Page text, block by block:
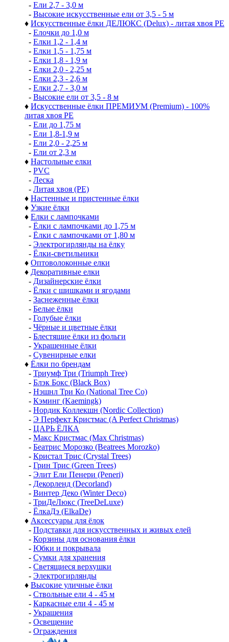
- Ели 2,7 - 3,0 м
- Высокие искусственные ели от 3,5 - 5 м
♦ Искусственные ёлки ДЕЛЮКС (Delux) - литая хвоя РЕ
- Елочки до 1,0 м
- Елки 1,2 - 1,4 м
- Елки 1,5 - 1,75 м
- Елки 1,8 - 1,9 м
- Елки 2,0 - 2,25 м
- Елки 2,3 - 2,6 м
- Елки 2,7 - 3,0 м
- Высокие ели от 3,5 - 8 м
♦ Искусственные ёлки ПРЕМИУМ (Premium) - 100%
литая хвоя РЕ
- Ели до 1,75 м
- Ели 1,8-1,9 м
- Ели 2,0 - 2,25 м
- Ели от 2,3 м
♦ Настольные елки
- PVC
- Леска
- Литая хвоя (РЕ)
♦ Настенные и пристенные ёлки
♦ Узкие ёлки
♦ Елки с лампочками
- Ёлки с лампочками до 1,75 м
- Ёлки с лампочками от 1,80 м
- Электрогирлянды на ёлку
- Ёлки-светильники
♦ Оптоволоконные елки
♦ Декоративные елки
- Дизайнерские ёлки
- Ёлки с шишками и ягодами
- Заснеженные ёлки
- Белые ёлки
- Голубые ёлки
- Чёрные и цветные ёлки
- Блестящие ёлки из фольги
- Украшенные ёлки
- Сувенирные елки
♦ Ёлки по брендам
- Триумф Три (Triumph Tree)
- Блэк Бокс (Black Box)
- Нэшнл Три Ко (National Tree Co)
- Кэминг (Kaemingk)
- Нордик Коллекшн (Nordic Collection)
- Э Перфект Кристмас (A Perfect Christmas)
- ЦАРЬ ЁЛКА
- Макс Кристмас (Max Christmas)
- Беатрис Морозко (Beatrees Morozko)
- Кристал Трис (Crystal Trees)
- Грин Трис (Green Trees)
- Элит Ели Пенери (Peneri)
- Декорленд (Decorland)
- Винтер Деко (Winter Deco)
- ТриДеЛюкс (TreeDeLuxe)
- ЁлкаДэ (ElkaDe)
♦ Аксессуары для ёлок
- Подставки для искусственных и живых елей
- Корзины для основания ёлки
- Юбки и покрывала
- Сумки для хранения
- Светящиеся верхушки
- Электрогирлянды
♦ Высокие уличные ёлки
- Ствольные ели 4 - 45 м
- Каркасные ели 4 - 45 м
- Украшения
- Освещение
- Ограждения